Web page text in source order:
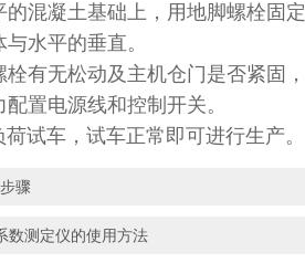
混凝土基础上，用地脚螺栓固定
水平的垂直。
有无松动及主机仓门是否紧固
置电源线和控制开关。
试车，试车正常即可进行生产。
骤
数测定仪的使用方法